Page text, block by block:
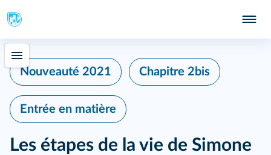
Nouveauté 2021 Chapitre 2bis
Entrée en matière
Les étapes de la vie de Simone